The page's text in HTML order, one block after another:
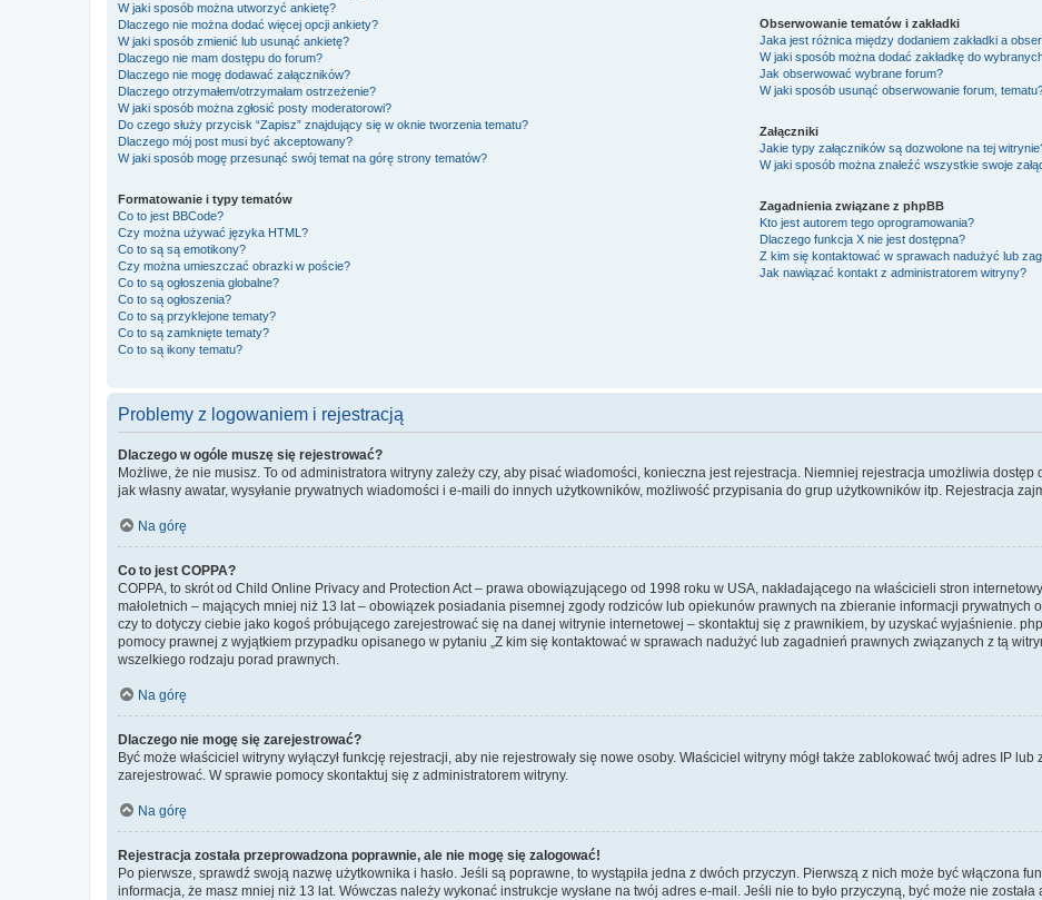
W jaki sposób można utworzyć ankietę?
Dlaczego nie można dodać więcej opcji ankiety?
W jaki sposób zmienić lub usunąć ankietę?
Dlaczego nie mam dostępu do forum?
Dlaczego nie mogę dodawać załączników?
Dlaczego otrzymałem/otrzymałam ostrzeżenie?
W jaki sposób można zgłosić posty moderatorowi?
Do czego służy przycisk “Zapisz” znajdujący się w oknie tworzenia tematu?
Dlaczego mój post musi być akceptowany?
W jaki sposób mogę przesunąć swój temat na górę strony tematów?
Formatowanie i typy tematów
Co to jest BBCode?
Czy można używać języka HTML?
Co to są są emotikony?
Czy można umieszczać obrazki w poście?
Co to są ogłoszenia globalne?
Co to są ogłoszenia?
Co to są przyklejone tematy?
Co to są zamknięte tematy?
Co to są ikony tematu?
Obserwowanie tematów i zakładki
Jaka jest różnica między dodaniem zakładki a
W jaki sposób można dodać zakładkę do
Jak obserwować wybrane forum?
W jaki sposób usunąć obserwowanie forum,
Załączniki
Jakie typy załączników są dozwolone na tej
W jaki sposób można znaleźć wszystkie swoje
Zagadnienia związane z phpBB
Kto jest autorem tego oprogramowania?
Dlaczego funkcja X nie jest dostępna?
Z kim się kontaktować w sprawach nadużyć lub
Jak nawiązać kontakt z administratorem witryny?
Problemy z logowaniem i rejestracją
Dlaczego w ogóle muszę się rejestrować?
Możliwe, że nie musisz. To od administratora witryny zależy czy, aby pisać wiadomości, konieczna jest rejestracja. Niemniej rejestracja umożliwia
jak własny awatar, wysyłanie prywatnych wiadomości i e-maili do innych użytkowników, możliwość przypisania do grup użytkowników itp. Rejestracja
Na górę
Co to jest COPPA?
COPPA, to skrót od Child Online Privacy and Protection Act – prawa obowiązującego od 1998 roku w USA, nakładającego na właścicieli stron
małoletnich – mających mniej niż 13 lat – obowiązek posiadania pisemnej zgody rodziców lub opiekunów prawnych na zbieranie informacji prywatnych
czy to dotyczy ciebie jako kogoś próbującego zarejestrować się na danej witrynie internetowej – skontaktuj się z prawnikiem, by uzyskać wyjaśnienie.
pomocy prawnej z wyjątkiem przypadku opisanego w pytaniu „Z kim się kontaktować w sprawach nadużyć lub zagadnień prawnych związanych z tą
wszelkiego rodzaju porad prawnych.
Na górę
Dlaczego nie mogę się zarejestrować?
Być może właściciel witryny wyłączył funkcję rejestracji, aby nie rejestrowały się nowe osoby. Właściciel witryny mógł także zablokować twój adres IP
zarejestrować. W sprawie pomocy skontaktuj się z administratorem witryny.
Na górę
Rejestracja została przeprowadzona poprawnie, ale nie mogę się zalogować!
Po pierwsze, sprawdź swoją nazwę użytkownika i hasło. Jeśli są poprawne, to wystąpiła jedna z dwóch przyczyn. Pierwszą z nich może być włączona
informacja, że masz mniej niż 13 lat. Wówczas należy wykonać instrukcje wysłane na twój adres e-mail. Jeśli nie to było przyczyną, być może nie